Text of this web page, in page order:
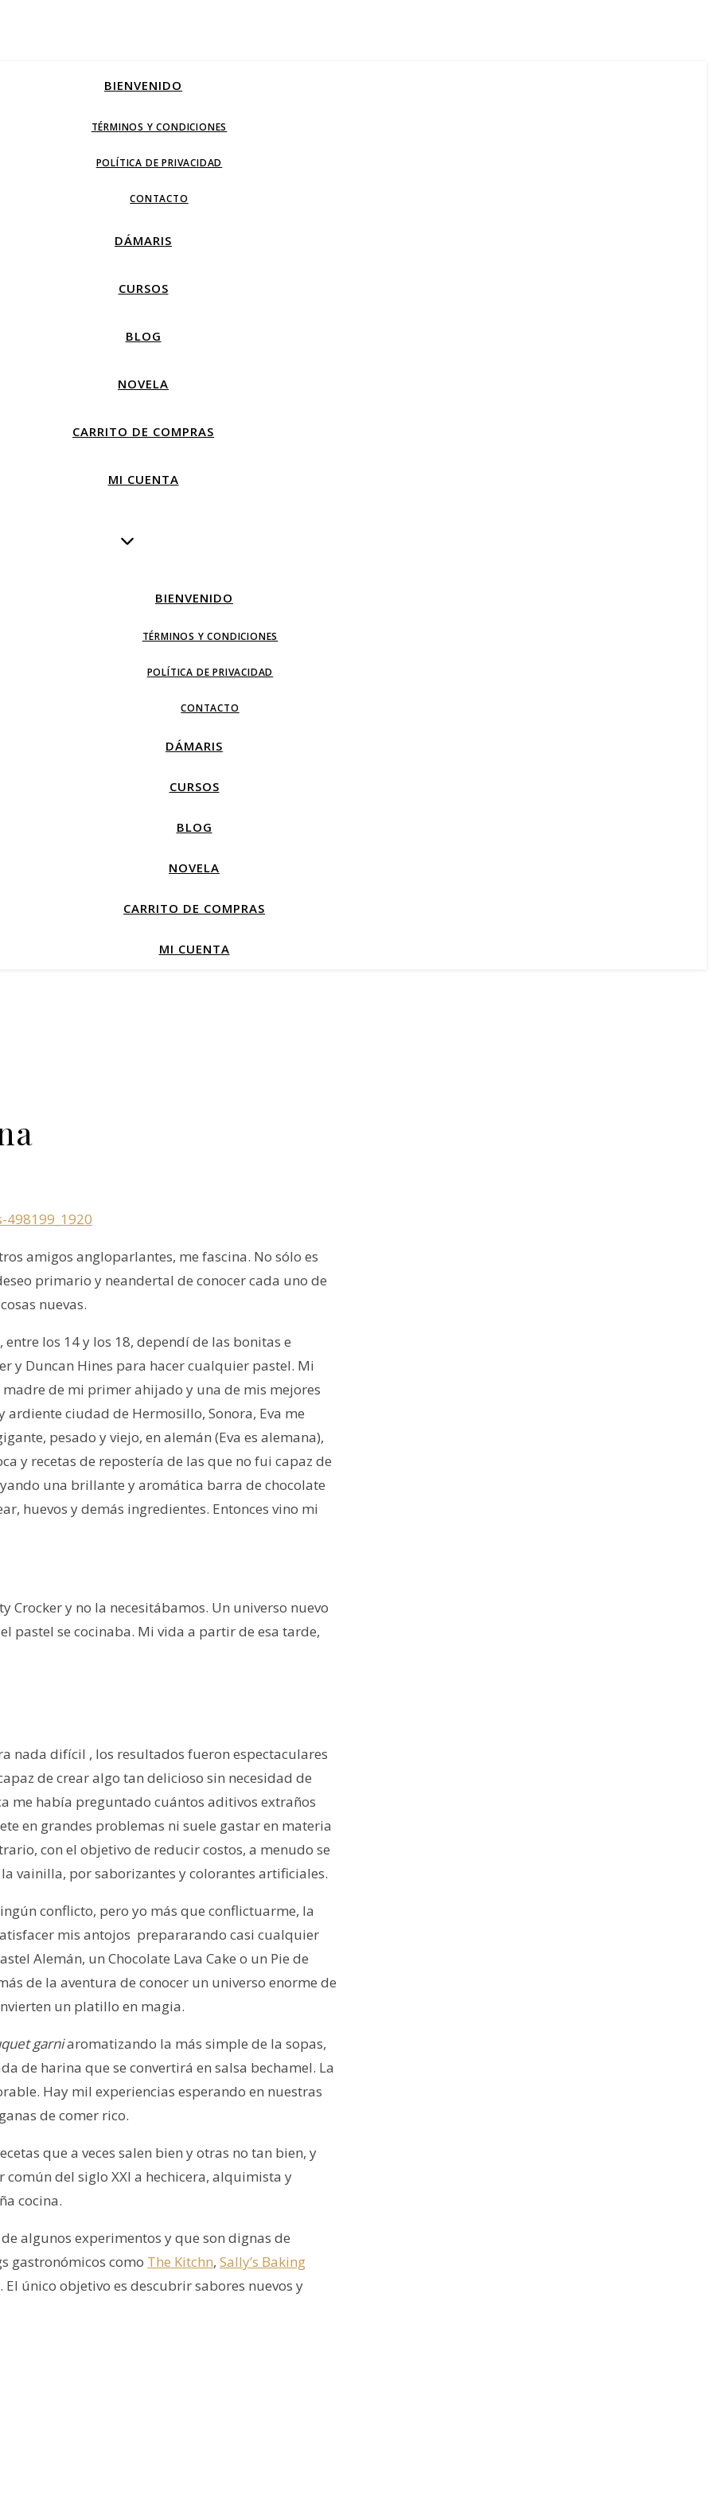
BIENVENIDO
TÉRMINOS Y CONDICIONES
POLÍTICA DE PRIVACIDAD
CONTACTO
DÁMARIS
CURSOS
BLOG
NOVELA
CARRITO DE COMPRAS
MI CUENTA
BIENVENIDO
TÉRMINOS Y CONDICIONES
POLÍTICA DE PRIVACIDAD
CONTACTO
DÁMARIS
CURSOS
BLOG
NOVELA
CARRITO DE COMPRAS
MI CUENTA
amigos angloparlantes, me fascina. No sólo es
primario y neandertal de conocer cada uno de
nuevas.
los 14 y los 18, dependí de las bonitas e
y Duncan Hines para hacer cualquier pastel. Mi
de mi primer ahijado y una de mis mejores
ciudad de Hermosillo, Sonora, Eva me
pesado y viejo, en alemán (Eva es alemana),
y recetas de repostería de las que no fui capaz de
una brillante y aromática barra de chocolate
huevos y demás ingredientes. Entonces vino mi
Crocker y no la necesitábamos. Un universo nuevo
pastel se cocinaba. Mi vida a partir de esa tarde,
nada difícil , los resultados fueron espectaculares
de crear algo tan delicioso sin necesidad de
me había preguntado cuántos aditivos extraños
en grandes problemas ni suele gastar en materia
con el objetivo de reducir costos, a menudo se
vainilla, por saborizantes y colorantes artificiales.
conflicto, pero yo más que conflictuarme, la
mis antojos prepararando casi cualquier
Alemán, un Chocolate Lava Cake o un Pie de
de la aventura de conocer un universo enorme de
un platillo en magia.
garniaromatizando la más simple de la sopas,
de harina que se convertirá en salsa bechamel. La
Hay mil experiencias esperando en nuestras
de comer rico.
que a veces salen bien y otras no tan bien, y
del siglo XXI a hechicera, alquimista y
cocina.
algunos experimentos y que son dignas de
gastronómicos como The Kitchn, Sally’s Baking
El único objetivo es descubrir sabores nuevos y